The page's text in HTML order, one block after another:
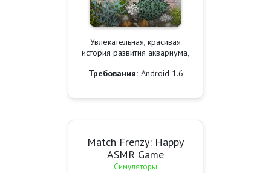
Увлекательная, красивая
история развития аквариума,
Требования: Android 1.6
Match Frenzy: Happy
ASMR Game
Симуляторы